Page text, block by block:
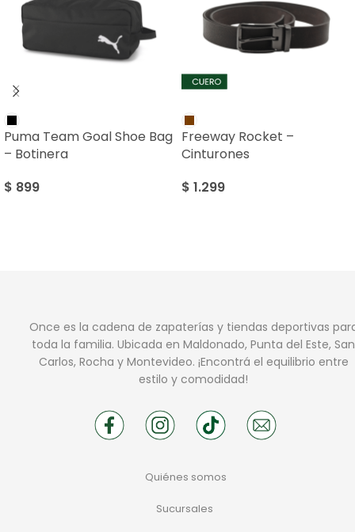
Puma Team Goal Shoe Bag
– Botinera
$ 899
Freeway Rocket –
Cinturones
$ 1.299
Once es la cadena de zapaterías y tiendas deportivas
toda la familia. Ubicada en Maldonado, Punta del Este, San
Carlos, Rocha y Montevideo. ¡Encontrá el equilibrio entre
estilo y comodidad!
Quiénes somos
Sucursales